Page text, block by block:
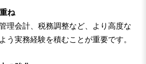
ね
理会計、税務調整など、より高度な
う実務経験を積むことが重要です。